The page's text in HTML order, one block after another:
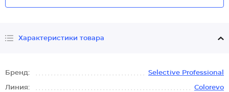
Характеристики товара
Бренд: Selective Professional
Линия: Colorevo